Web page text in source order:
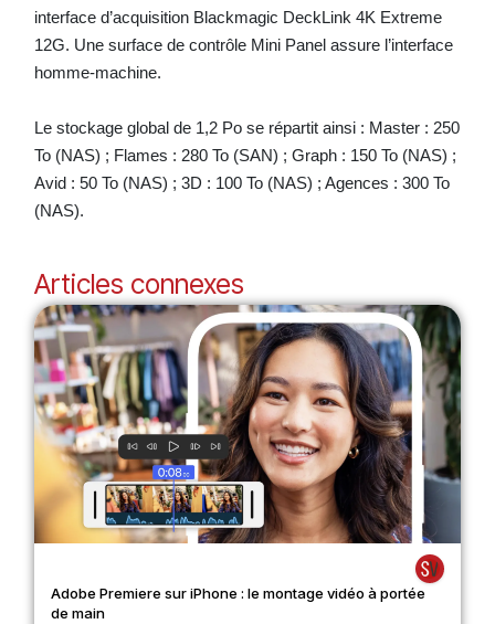
interface d’acquisition Blackmagic DeckLink 4K Extreme
12G. Une surface de contrôle Mini Panel assure l’interface
homme-machine.
Le stockage global de 1,2 Po se répartit ainsi : Master : 250
To (NAS) ; Flames : 280 To (SAN) ; Graph : 150 To (NAS) ;
Avid : 50 To (NAS) ; 3D : 100 To (NAS) ; Agences : 300 To
(NAS).
Articles connexes
Adobe Premiere sur iPhone : le montage vidéo à portée
de main